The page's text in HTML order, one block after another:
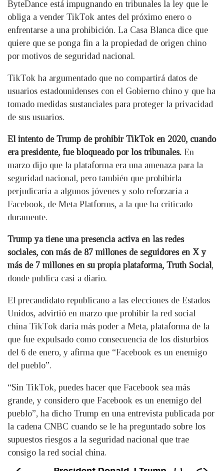
ByteDance está impugnando en tribunales la ley que le
obliga a vender TikTok antes del próximo enero o
enfrentarse a una prohibición. La Casa Blanca dice que
quiere que se ponga fin a la propiedad de origen chino
por motivos de seguridad nacional.
TikTok ha argumentado que no compartirá datos de
usuarios estadounidenses con el Gobierno chino y que ha
tomado medidas sustanciales para proteger la privacidad
de sus usuarios.
El intento de Trump de prohibir TikTok en 2020, cuando
era presidente, fue bloqueado por los tribunales. En
marzo dijo que la plataforma era una amenaza para la
seguridad nacional, pero también que prohibirla
perjudicaría a algunos jóvenes y solo reforzaría a
Facebook, de Meta Platforms, a la que ha criticado
duramente.
Trump ya tiene una presencia activa en las redes
sociales, con más de 87 millones de seguidores en X y
más de 7 millones en su propia plataforma, Truth Social,
donde publica casi a diario.
El precandidato republicano a las elecciones de Estados
Unidos, advirtió en marzo que prohibir la red social
china TikTok daría más poder a Meta, plataforma de la
que fue expulsado como consecuencia de los disturbios
del 6 de enero, y afirma que “Facebook es un enemigo
del pueblo”.
“Sin TikTok, puedes hacer que Facebook sea más
grande, y considero que Facebook es un enemigo del
pueblo”, ha dicho Trump en una entrevista publicada por
la cadena CNBC cuando se le ha preguntado sobre los
supuestos riesgos a la seguridad nacional que trae
consigo la red social china.